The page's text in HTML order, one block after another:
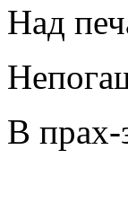
Над
В прах-